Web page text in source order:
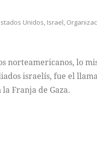
Unidos Israel
norteamericanos, lo
israelís, fue el
Franja de Gaza.